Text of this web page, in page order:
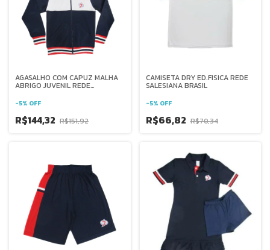
AGASALHO COM CAPUZ MALHA
ABRIGO JUVENIL REDE
-5% OFF
R$144,32 R$151,92
CAMISETA DRY ED.FISICA REDE
SALESIANA BRASIL
-5% OFF
R$66,82 R$70,34